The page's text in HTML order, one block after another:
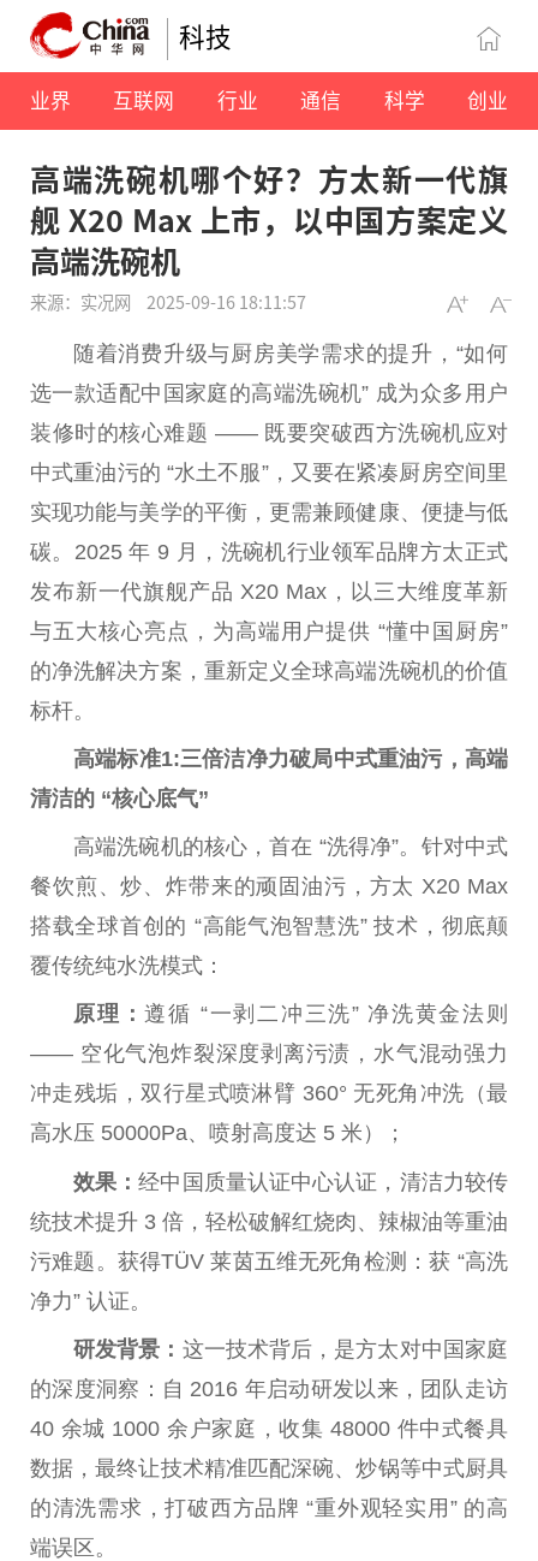
科技
业界 互联网 行业 通信 科学 创业
高端洗碗机哪个好？方太新一代旗
舰 X20 Max 上市，以中国方案定义
高端洗碗机
来源：实况网 2025-09-16 18:11:57
随着消费升级与厨房美学需求的提升，“如何
选一款适配中国 家庭的高端洗碗机” 成为众多用户
装修时的核心难题 —— 既要突破西方洗碗机应对
中式重油污的 “水土不服”，又要在紧凑厨房空间里
实现功能与美学的平衡，更需兼顾健康、便捷与低
碳。2025 年 9 月，洗碗机行业领军品牌方太正式
发布新一代旗舰产品 X20 Max，以三大维度革新
与五大核心亮点，为高端用户提供 “懂中国 厨房”
的净洗解决方案，重新定义全球高端洗碗机的价值
标杆。
高端标准1:三倍洁净力破局中式重油污，高端
清洁的 “核心底气”
高端洗碗机的核心，首在 “洗得净”。针对中式
餐饮煎、炒、炸带来的顽固油污，方太 X20 Max
搭载全球首创的 “高能气泡智慧洗” 技术，彻底颠
覆传统纯水洗模式：
原理：遵循 “一剥二冲三洗” 净洗黄金法则
—— 空化气泡炸裂深度剥离污渍，水气混动强力
冲走残垢，双行星式喷淋臂 360° 无死角冲洗（最
高水压 50000Pa、喷射高度达 5 米）；
效果 ：经中国 质量认证中心认证，清洁力较传
统技术提升 3 倍，轻松破解红烧肉、辣椒油等重油
污难题。获得TÜV 莱茵五维无死角检测：获 “高洗
净力” 认证。
研发背景： 这一技术背后，是方太对中国 家庭
的深度洞察：自 2016 年启动研发以来，团队走访
40 余城 1000 余户家庭，收集 48000 件中式餐具
数据，最终让技术精准匹配深碗、炒锅等中式厨具
的清洗需求，打破西方品牌 “重外观轻实用” 的高
端误区。